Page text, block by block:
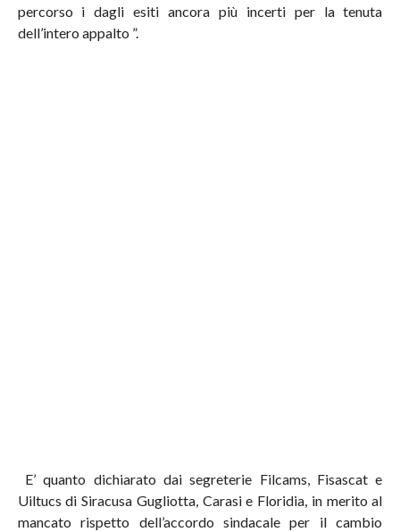
percorso i dagli esiti ancora più incerti per la tenuta
dell’intero appalto ”.
E’ quanto dichiarato dai segreterie Filcams, Fisascat e
Uiltucs di Siracusa Gugliotta, Carasi e Floridia, in merito al
mancato rispetto dell’accordo sindacale per il cambio